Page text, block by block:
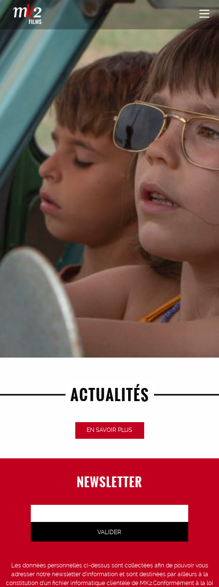
NOS SOLEILS
UN FILM DE CARLA SIMÓN
ACTUALITÉS
EN SAVOIR PLUS
NEWSLETTER
Les données personnelles ci-dessus sont collectées afin de pouvoir vous
adresser notre newsletter d’information et sont destinées par ailleurs à la
constitution d’un fichier informatique clientèle de MK2.Conformément à la loi